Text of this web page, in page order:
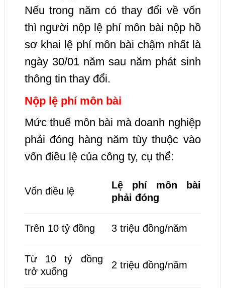
Nếu trong năm có thay đổi về vốn
thì người nộp lệ phí môn bài nộp hồ
sơ khai lệ phí môn bài chậm nhất là
ngày 30/01 năm sau năm phát sinh
thông tin thay đổi.
Nộp lệ phí môn bài
Mức thuế môn bài mà doanh nghiệp
phải đóng hàng năm tùy thuộc vào
vốn điều lệ của công ty, cụ thể:
Vốn điều lệ
Lệ phí môn bài
phải đóng
Trên 10 tỷ đồng 3 triệu đồng/năm
Từ 10 tỷ đồng
trở xuống
2 triệu đồng/năm